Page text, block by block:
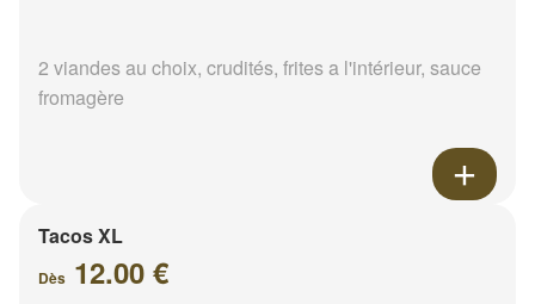
2 viandes au choix, crudités, frites a l'intérieur, sauce
fromagère
Tacos XL
Dès 12.00 €